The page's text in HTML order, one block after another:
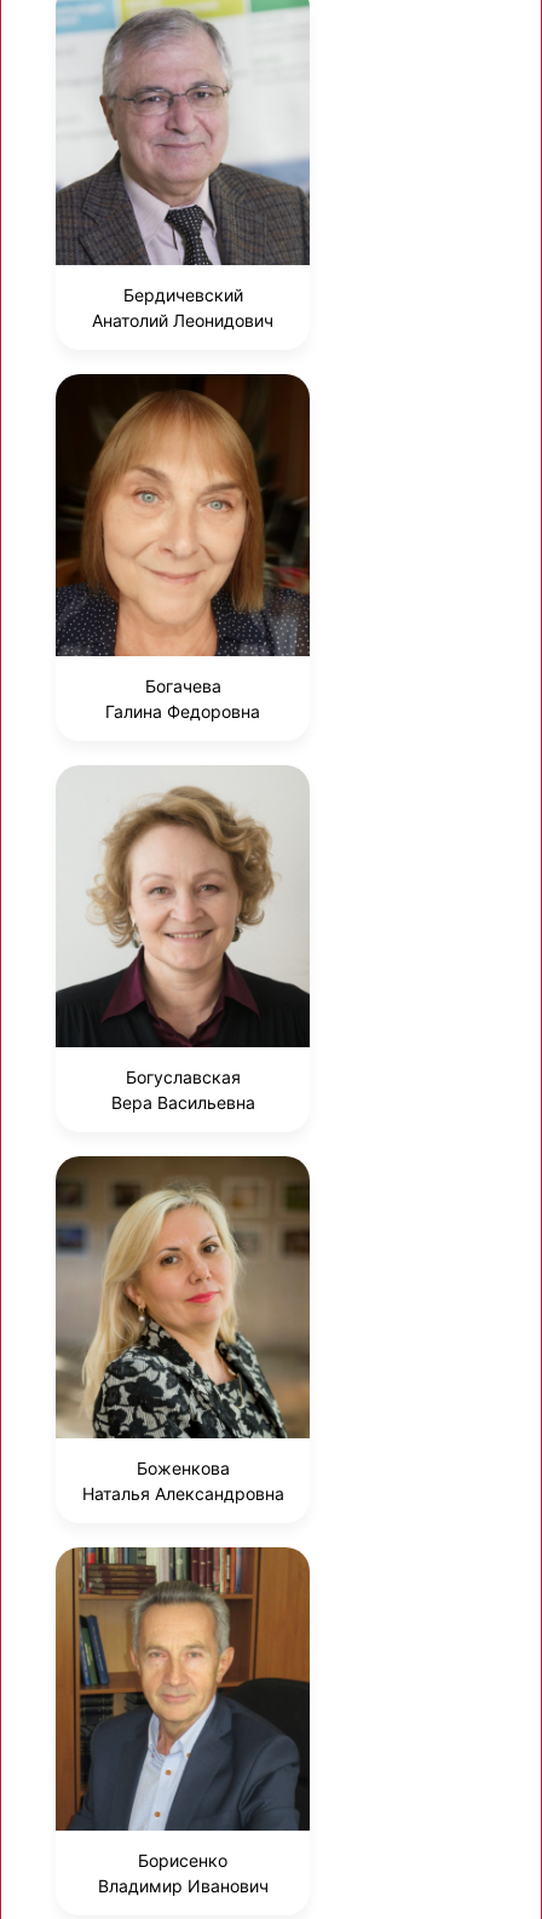
Бердичевский
Анатолий Леонидович
Богачева
Галина Федоровна
Богуславская
Вера Васильевна
Боженкова
Наталья Александровна
Борисенко
Владимир Иванович